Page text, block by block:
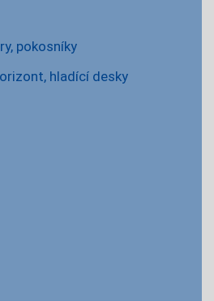
pokosníky
hladící desky